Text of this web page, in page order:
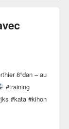
8°dan – au
#training
#kata #kihon